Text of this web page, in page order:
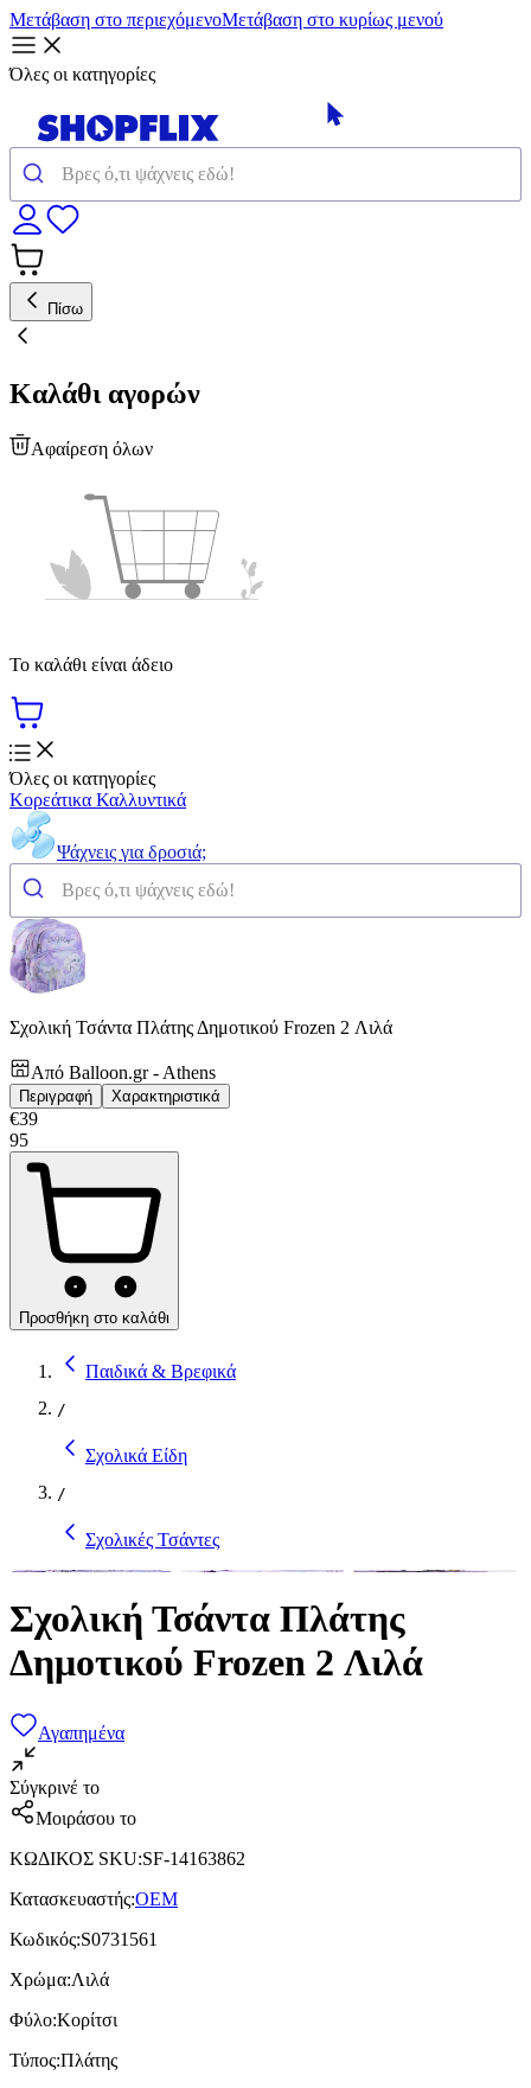
Μετάβαση στο περιεχόμενοΜετάβαση στο κυρίως μενού
Όλες οι κατηγορίες
Πίσω
Καλάθι αγορών
Αφαίρεση όλων
Το καλάθι είναι άδειο
Όλες οι κατηγορίες
Κορεάτικα Καλλυντικά
Ψάχνεις για δροσιά;
Σχολική Τσάντα Πλάτης Δημοτικού Frozen 2 Λιλά
Από Balloon.gr - Athens
Περιγραφή Χαρακτηριστικά
€39
95
Προσθήκη στο καλάθι
Παιδικά & Βρεφικά
/
Σχολικά Είδη
/
Σχολικές Τσάντες
Σχολική Τσάντα Πλάτης
Δημοτικού Frozen 2 Λιλά
Αγαπημένα
Σύγκρινέ το
Μοιράσου το
ΚΩΔΙΚΟΣ SKU:SF-14163862
Κατασκευαστής:OEM
Κωδικός:S0731561
Χρώμα:Λιλά
Φύλο:Κορίτσι
Τύπος:Πλάτης